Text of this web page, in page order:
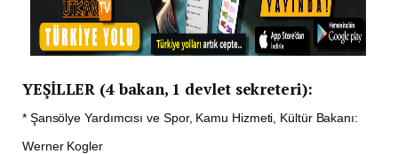
YEŞİLLER (4 bakan, 1 devlet sekreteri):
* Şansölye Yardımcısı ve Spor, Kamu Hizmeti, Kültür Bakanı:
Werner Kogler